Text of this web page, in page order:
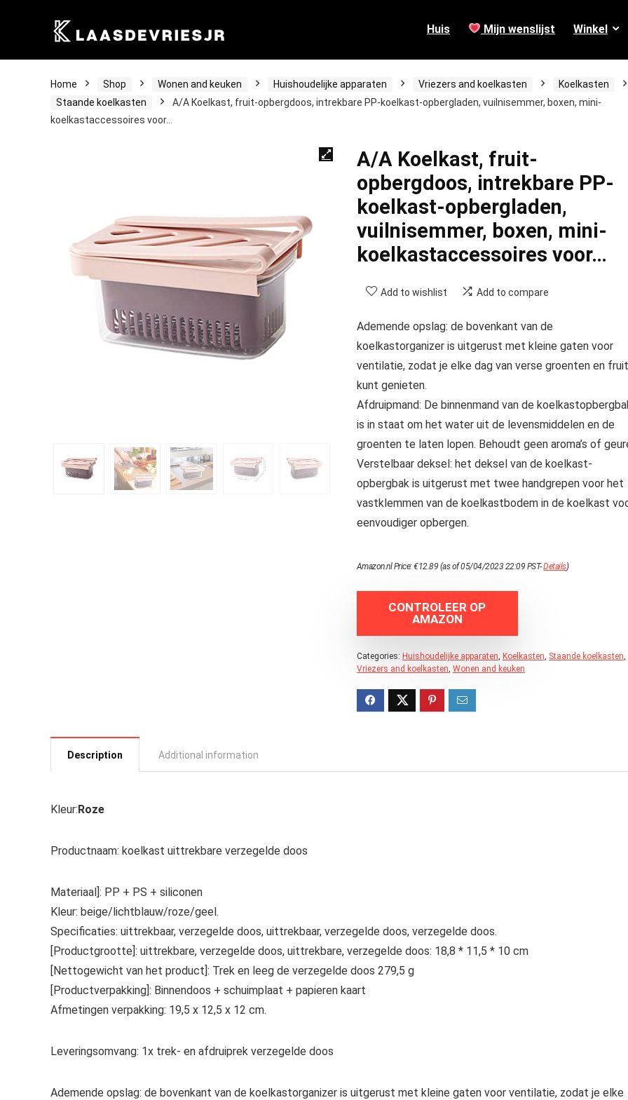
Huis Mijn wenslijst Winkel
Home Shop Wonen and keuken Huishoudelijke apparaten Vriezers and koelkasten
Koelkasten
Staande koelkasten
A/A Koelkast, fruit-opbergdoos, intrekbare PP-koelkast-opbergladen, vuilnisemmer, boxen, mini-
koelkastaccessoires voor…
A/A Koelkast, fruit-
opbergdoos, intrekbare PP-
koelkast-opbergladen,
vuilnisemmer, boxen, mini-
koelkastaccessoires voor…
Add to wishlist Add to compare
Ademende opslag: de bovenkant van de
koelkastorganizer is uitgerust met kleine gaten voor
ventilatie, zodat je elke dag van verse groenten en fruit
kunt genieten.
Afdruipmand: De binnenmand van de
is in staat om het water uit de levensmiddelen en de
groenten te laten lopen. Behoudt geen aroma’s of
Verstelbaar deksel: het deksel van de koelkast-
opbergbak is uitgerust met twee handgrepen voor het
vastklemmen van de koelkastbodem in de koelkast
eenvoudiger opbergen.
Amazon.nl Price:€12.89 (as of 05/04/2023 22:09 PST-Details)
CONTROLEER OP
AMAZON
Categories: Huishoudelijke apparaten, Koelkasten, Staande koelkasten,
Vriezers and koelkasten, Wonen and keuken
Description Additional information
Kleur:Roze
Productnaam: koelkast uittrekbare verzegelde doos
Materiaal]: PP + PS + siliconen
Kleur: beige/lichtblauw/roze/geel.
Specificaties: uittrekbaar, verzegelde doos, uittrekbaar, verzegelde doos, verzegelde doos.
[Productgrootte]: uittrekbare, verzegelde doos, uittrekbare, verzegelde doos: 18,8 * 11,5 * 10 cm
[Nettogewicht van het product]: Trek en leeg de verzegelde doos 279,5 g
[Productverpakking]: Binnendoos + schuimplaat + papieren kaart
Afmetingen verpakking: 19,5 x 12,5 x 12 cm.
Leveringsomvang: 1x trek- en afdruiprek verzegelde doos
Ademende opslag: de bovenkant van de koelkastorganizer is uitgerust met kleine gaten voor ventilatie, zodat je elke